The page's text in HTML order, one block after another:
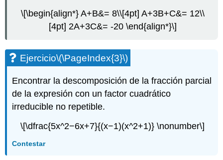
\[\begin{align*} A+B&= 8\\[4pt] A+3B+C&= 12\\
[4pt] 2A+3C&= -20 \end{align*}\]
Ejercicio\(\PageIndex{3}\)
Encontrar la descomposición de la fracción parcial
de la expresión con un factor cuadrático
irreducible no repetible.
\[\dfrac{5x^2−6x+7}{(x−1)(x^2+1)} \nonumber\]
Contestar